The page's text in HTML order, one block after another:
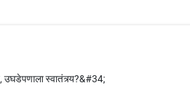
उघडेपणाला स्वातंत्र्य?&#34;